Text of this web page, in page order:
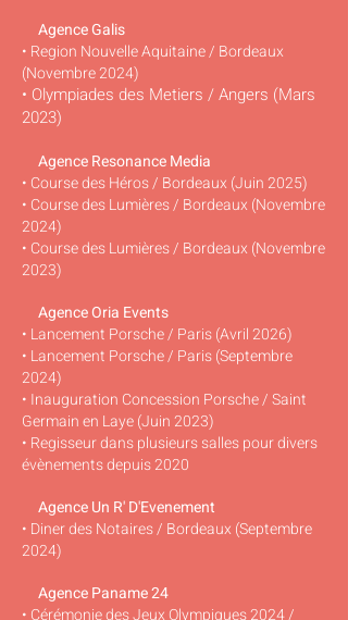
Agence Galis
• Region Nouvelle Aquitaine / Bordeaux
(Novembre 2024)
• Olympiades des Metiers / Angers (Mars
2023)
Agence Resonance Media
• Course des Héros / Bordeaux (Juin 2025)
• Course des Lumières / Bordeaux (Novembre
2024)
• Course des Lumières / Bordeaux (Novembre
2023)
Agence Oria Events
• Lancement Porsche / Paris (Avril 2026)
• Lancement Porsche / Paris (Septembre
2024)
• Inauguration Concession Porsche / Saint
Germain en Laye (Juin 2023)
• Regisseur dans plusieurs salles pour divers
évènements depuis 2020
Agence Un R' D'Evenement
• Diner des Notaires / Bordeaux (Septembre
2024)
Agence Paname 24
• Cérémonie des Jeux Olympiques 2024 /